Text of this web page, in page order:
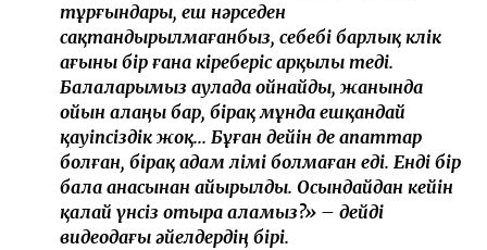
тұрғындары, еш нәрседен
сақтандырылмағанбыз, себебі барлық көлік
ағыны бір ғана кіреберіс арқылы өтеді.
Балаларымыз аулада ойнайды, жанында
ойын алаңы бар, бірақ мұнда ешқандай
қауіпсіздік жоқ... Бұған дейін де апаттар
болған, бірақ адам өлімі болмаған еді. Енді бір
бала анасынан айырылды. Осындайдан кейін
қалай үнсіз отыра аламыз?» – дейді
видеодағы әйелдердің бірі.